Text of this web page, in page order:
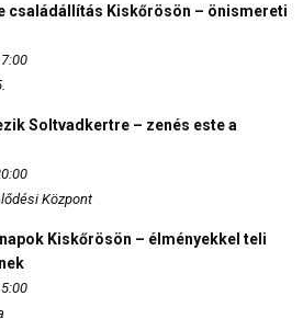
családállítás Kiskőrösön – önismereti
Soltvadkertre – zenés este a
Központ
Kiskőrösön – élményekkel teli